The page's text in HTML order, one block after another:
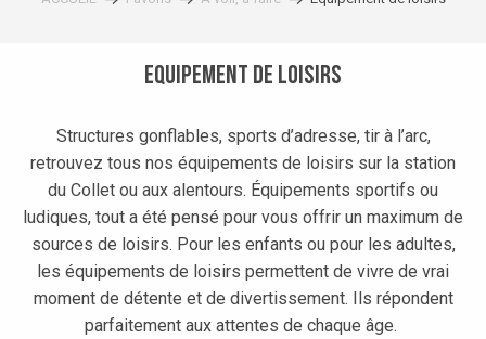
Equipement de loisirs
Structures gonflables, sports d’adresse, tir à l’arc,
retrouvez tous nos équipements de loisirs sur la station
du Collet ou aux alentours. Équipements sportifs ou
ludiques, tout a été pensé pour vous offrir un maximum de
sources de loisirs. Pour les enfants ou pour les adultes,
les équipements de loisirs permettent de vivre de vrai
moment de détente et de divertissement. Ils répondent
parfaitement aux attentes de chaque âge.